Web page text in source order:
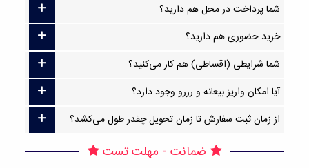
شما پرداخت در محل هم دارید؟
خرید حضوری هم دارید؟
شما شرایطی (اقساطی) هم کار می‌کنید؟
آیا امکان واریز بیعانه و رزرو وجود دارد؟
از زمان ثبت سفارش تا زمان تحویل چقدر طول می‌کشد؟
ضمانت - مهلت تست